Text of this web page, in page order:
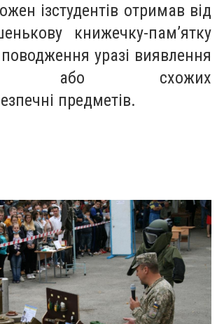
ізстудентів отримав від
книжечку-пам’ятку
уразі виявлення
або схожих
предметів.